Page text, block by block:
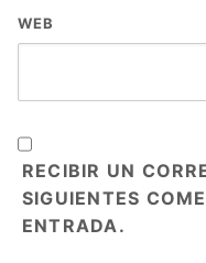
WEB
RECIBIR UN
SIGUIENTES
ENTRADA.